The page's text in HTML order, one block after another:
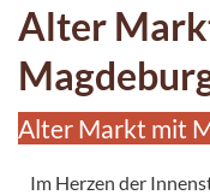
Alter
Alter Markt mit
Im Herzen der